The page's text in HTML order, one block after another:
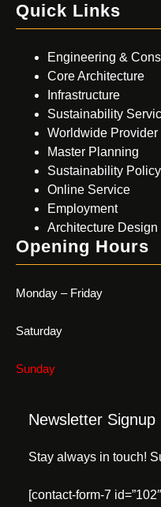
Quick Links
Engineering &
Core Architecture
Infrastructure
Sustainability
Worldwide Provider
Master Planning
Sustainability Policy
Online Service
Employment
Architecture Design
Opening Hours
Monday – Friday
Saturday
Sunday
Newsletter Signup
Stay always in touch!
[contact-form-7